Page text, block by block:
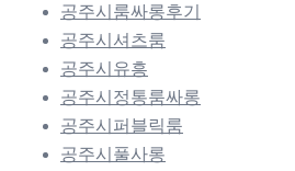
공주시룸싸롱후기
공주시셔츠룸
공주시유흥
공주시정통룸싸롱
공주시퍼블릭룸
공주시풀사롱